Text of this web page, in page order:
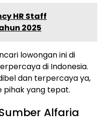
HR Staff
2025
lowongan ini di
di Indonesia.
dan terpercaya ya,
pihak yang tepat.
Alfaria